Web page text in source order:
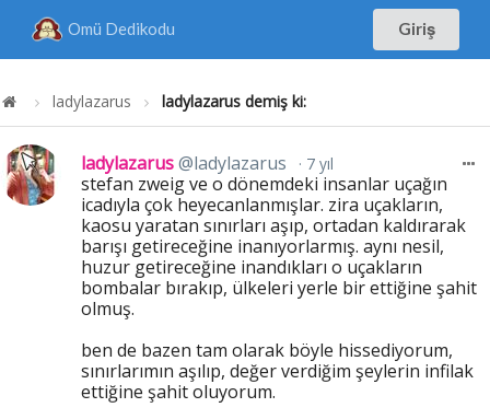
Omü Dedikodu Giriş
ladylazarus ladylazarus demiş ki:
ladylazarus@ladylazarus 7 yıl
stefan zweig ve o dönemdeki insanlar uçağın
icadıyla çok heyecanlanmışlar. zira uçakların,
kaosu yaratan sınırları aşıp, ortadan kaldırarak
barışı getireceğine inanıyorlarmış. aynı nesil,
huzur getireceğine inandıkları o uçakların
bombalar bırakıp, ülkeleri yerle bir ettiğine şahit
olmuş.
ben de bazen tam olarak böyle hissediyorum,
sınırlarımın aşılıp, değer verdiğim şeylerin infilak
ettiğine şahit oluyorum.